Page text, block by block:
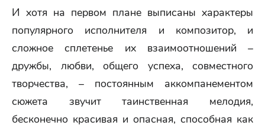
И хотя на первом плане выписаны характеры
популярного исполнителя и композитор, и
сложное сплетенье их взаимоотношений –
дружбы, любви, общего успеха, совместного
творчества, – постоянным аккомпанементом
сюжета звучит таинственная мелодия,
бесконечно красивая и опасная, способная как